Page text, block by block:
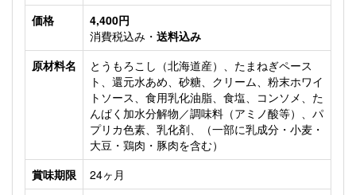
価格
4,400円
消費税込み・ 送料込み
原材料名
とうもろこし（北海道産）、たまねぎペース
ト、還元水あめ、砂糖、クリーム、粉末ホワイ
トソース、食用乳化油脂、食塩、コンソメ、た
んぱく加水分解物／調味料（アミノ酸等）、パ
プリカ色素、乳化剤、（一部に乳成分・小麦・
大豆・鶏肉・豚肉を含む）
賞味期限
24ヶ月